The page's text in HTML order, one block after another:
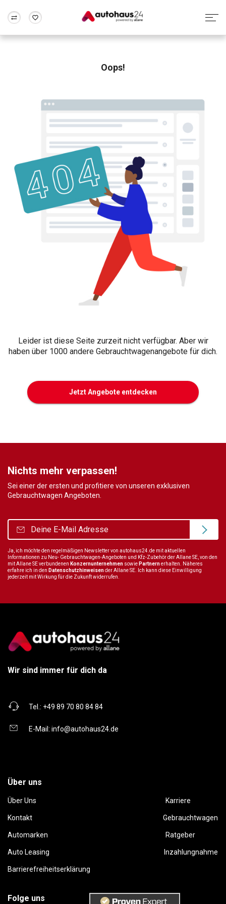
Rund um die Inzahlungnahme
Oops!
Leider ist diese Seite zurzeit nicht verfügbar. Aber wir
haben über 1000 andere Gebrauchtwagenangebote für dich.
Jetzt Angebote entdecken
Nichts mehr verpassen!
Sei einer der ersten und profitiere von unseren exklusiven
Gebrauchtwagen Angeboten.
Ja, ich möchte den regelmäßigen Newsletter von autohaus24.de mit aktuellen
Informationen zu Neu- Gebrauchtwagen-Angeboten und Kfz-Zubehör der Allane SE, von den
mit Allane SE verbundenen Konzernunternehmen sowie Partnernerhalten. Näheres
erfahre ich in den Datenschutzhinweisender Allane SE. Ich kann diese Einwilligung
jederzeit mit Wirkung für die Zukunft widerrufen.
Wir sind immer für dich da
Tel.: +49 89 70 80 84 84
E-Mail: info@autohaus24.de
Über uns
Über Uns Karriere
Kontakt Gebrauchtwagen
Automarken Ratgeber
Auto Leasing Inzahlungnahme
Barrierefreiheitserklärung
Folge uns